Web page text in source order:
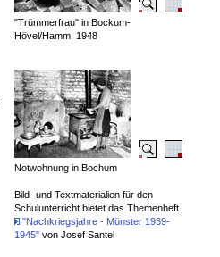
"Trümmerfrau" in Bockum-
Hövel/Hamm, 1948
Notwohnung in Bochum
Bild- und Textmaterialien für den
Schulunterricht bietet das Themenheft
"Nachkriegsjahre - Münster 1939-
1945" von Josef Santel